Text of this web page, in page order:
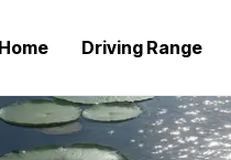
Home Driving Range